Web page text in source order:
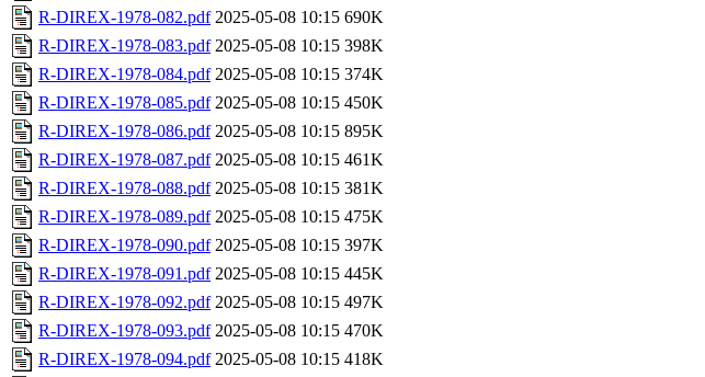
R-DIREX-1978-082.pdf 2025-05-08 10:15 690K
R-DIREX-1978-083.pdf 2025-05-08 10:15 398K
R-DIREX-1978-084.pdf 2025-05-08 10:15 374K
R-DIREX-1978-085.pdf 2025-05-08 10:15 450K
R-DIREX-1978-086.pdf 2025-05-08 10:15 895K
R-DIREX-1978-087.pdf 2025-05-08 10:15 461K
R-DIREX-1978-088.pdf 2025-05-08 10:15 381K
R-DIREX-1978-089.pdf 2025-05-08 10:15 475K
R-DIREX-1978-090.pdf 2025-05-08 10:15 397K
R-DIREX-1978-091.pdf 2025-05-08 10:15 445K
R-DIREX-1978-092.pdf 2025-05-08 10:15 497K
R-DIREX-1978-093.pdf 2025-05-08 10:15 470K
R-DIREX-1978-094.pdf 2025-05-08 10:15 418K